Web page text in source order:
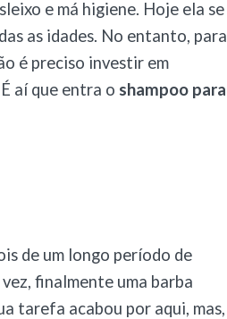
e má higiene. Hoje ela se
as idades. No entanto, para
é preciso investir em
aí que entra o shampoo para
de um longo período de
finalmente uma barba
tarefa acabou por aqui, mas,